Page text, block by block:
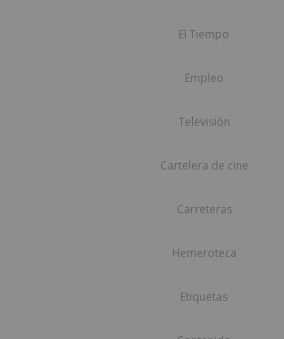
El Tiempo
Empleo
Televisión
Cartelera de cine
Carreteras
Hemeroteca
Etiquetas